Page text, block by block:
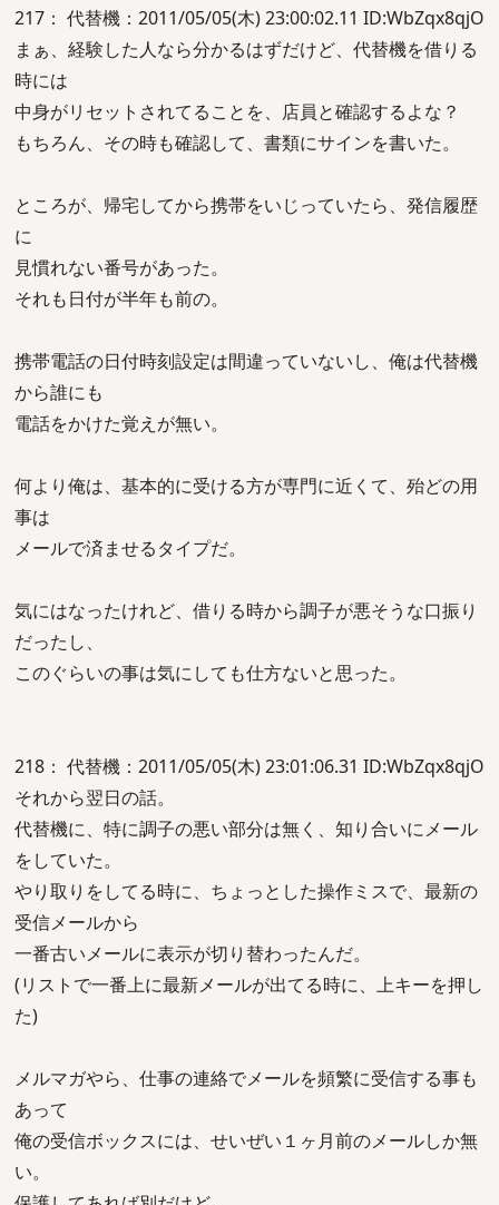
217： 代替機：2011/05/05(木) 23:00:02.11 ID:WbZqx8qjO
まぁ、経験した人なら分かるはずだけど、代替機を借りる
時には
中身がリセットされてることを、店員と確認するよな？
もちろん、その時も確認して、書類にサインを書いた。
ところが、帰宅してから携帯をいじっていたら、発信履歴
に
見慣れない番号があった。
それも日付が半年も前の。
携帯電話の日付時刻設定は間違っていないし、俺は代替機
から誰にも
電話をかけた覚えが無い。
何より俺は、基本的に受ける方が専門に近くて、殆どの用
事は
メールで済ませるタイプだ。
気にはなったけれど、借りる時から調子が悪そうな口振り
だったし、
このぐらいの事は気にしても仕方ないと思った。
218： 代替機：2011/05/05(木) 23:01:06.31 ID:WbZqx8qjO
それから翌日の話。
代替機に、特に調子の悪い部分は無く、知り合いにメール
をしていた。
やり取りをしてる時に、ちょっとした操作ミスで、最新の
受信メールから
一番古いメールに表示が切り替わったんだ。
(リストで一番上に最新メールが出てる時に、上キーを押し
た)
メルマガやら、仕事の連絡でメールを頻繁に受信する事も
あって
俺の受信ボックスには、せいぜい１ヶ月前のメールしか無
い。